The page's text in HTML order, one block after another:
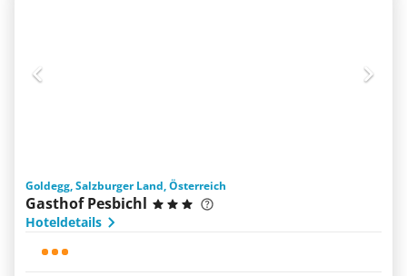
Goldegg, Salzburger Land, Österreich
Gasthof Pesbichl
Hoteldetails